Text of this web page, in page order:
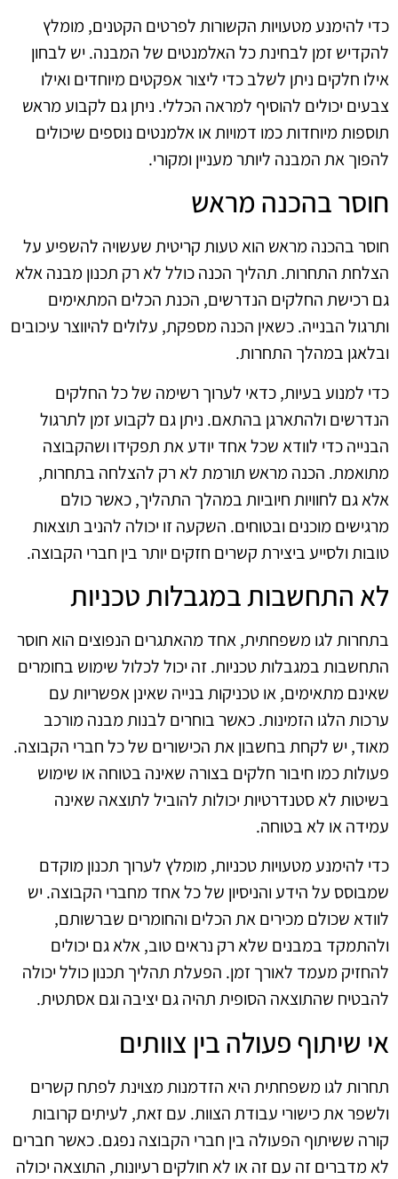
כדי להימנע מטעויות הקשורות לפרטים הקטנים, מומלץ
להקדיש זמן לבחינת כל האלמנטים של המבנה. יש לבחון
אילו חלקים ניתן לשלב כדי ליצור אפקטים מיוחדים ואילו
צבעים יכולים להוסיף למראה הכללי. ניתן גם לקבוע מראש
תוספות מיוחדות כמו דמויות או אלמנטים נוספים שיכולים
להפוך את המבנה ליותר מעניין ומקורי.
חוסר בהכנה מראש
חוסר בהכנה מראש הוא טעות קריטית שעשויה להשפיע על
הצלחת התחרות. תהליך הכנה כולל לא רק תכנון מבנה אלא
גם רכישת החלקים הנדרשים, הכנת הכלים המתאימים
ותרגול הבנייה. כשאין הכנה מספקת, עלולים להיווצר עיכובים
ובלאגן במהלך התחרות.
כדי למנוע בעיות, כדאי לערוך רשימה של כל החלקים
הנדרשים ולהתארגן בהתאם. ניתן גם לקבוע זמן לתרגול
הבנייה כדי לוודא שכל אחד יודע את תפקידו ושהקבוצה
מתואמת. הכנה מראש תורמת לא רק להצלחה בתחרות,
אלא גם לחוויות חיוביות במהלך התהליך, כאשר כולם
מרגישים מוכנים ובטוחים. השקעה זו יכולה להניב תוצאות
טובות ולסייע ביצירת קשרים חזקים יותר בין חברי הקבוצה.
לא התחשבות במגבלות טכניות
בתחרות לגו משפחתית, אחד מהאתגרים הנפוצים הוא חוסר
התחשבות במגבלות טכניות. זה יכול לכלול שימוש בחומרים
שאינם מתאימים, או טכניקות בנייה שאינן אפשריות עם
ערכות הלגו הזמינות. כאשר בוחרים לבנות מבנה מורכב
מאוד, יש לקחת בחשבון את הכישורים של כל חברי הקבוצה.
פעולות כמו חיבור חלקים בצורה שאינה בטוחה או שימוש
בשיטות לא סטנדרטיות יכולות להוביל לתוצאה שאינה
עמידה או לא בטוחה.
כדי להימנע מטעויות טכניות, מומלץ לערוך תכנון מוקדם
שמבוסס על הידע והניסיון של כל אחד מחברי הקבוצה. יש
לוודא שכולם מכירים את הכלים והחומרים שברשותם,
ולהתמקד במבנים שלא רק נראים טוב, אלא גם יכולים
להחזיק מעמד לאורך זמן. הפעלת תהליך תכנון כולל יכולה
להבטיח שהתוצאה הסופית תהיה גם יציבה וגם אסתטית.
אי שיתוף פעולה בין צוותים
תחרות לגו משפחתית היא הזדמנות מצוינת לפתח קשרים
ולשפר את כישורי עבודת הצוות. עם זאת, לעיתים קרובות
קורה ששיתוף הפעולה בין חברי הקבוצה נפגם. כאשר חברים
לא מדברים זה עם זה או לא חולקים רעיונות, התוצאה יכולה